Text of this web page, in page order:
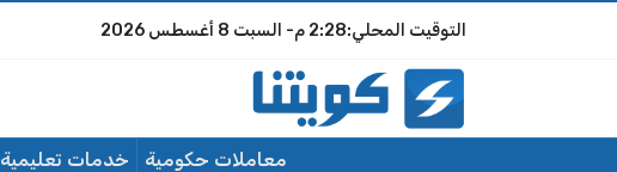
2:28 م السبت 8 أغسطس 2026
معاملات حكومية خدمات تعليمية